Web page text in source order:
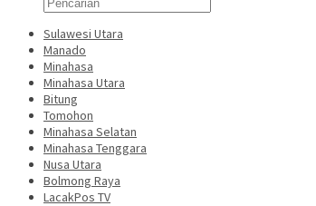
Sulawesi Utara
Manado
Minahasa
Minahasa Utara
Bitung
Tomohon
Minahasa Selatan
Minahasa Tenggara
Nusa Utara
Bolmong Raya
LacakPos TV